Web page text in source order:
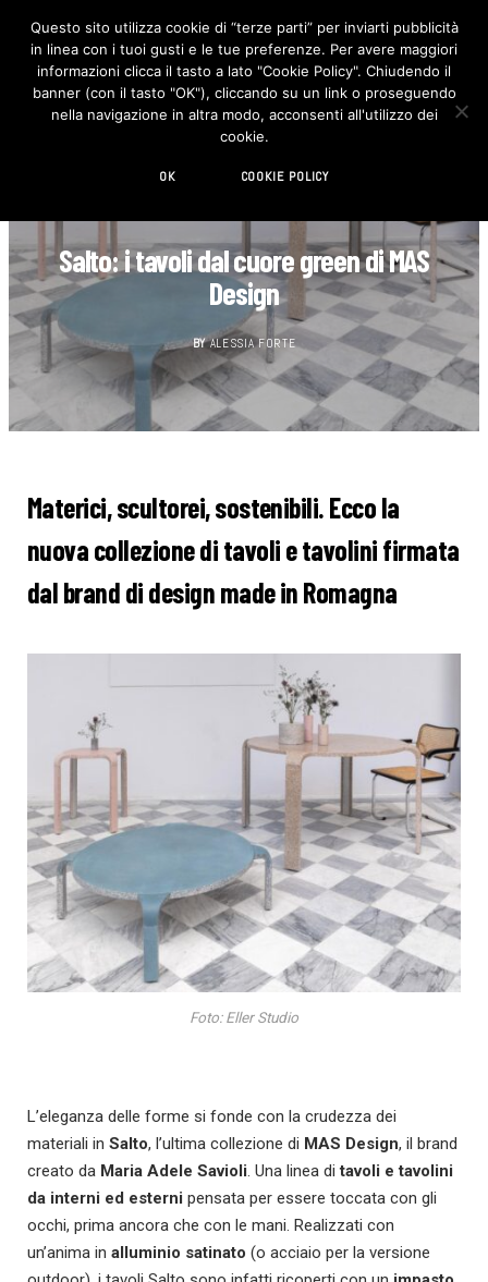
F
c
e
b
o
I
n
s
t
Salto: i tavoli dal cuore green di MAS
Design
BY ALESSIA FORTE
Materici, scultorei, sostenibili. Ecco la
nuova collezione di tavoli e tavolini firmata
dal brand di design made in Romagna
Foto: Eller Studio
L’eleganza delle forme si fonde con la crudezza dei
materiali in Salto, l’ultima collezione di MAS Design, il brand
creato da Maria Adele Savioli. Una linea ditavoli e tavolini
da interni ed esterni pensata per essere toccata con gli
occhi, prima ancora che con le mani. Realizzati con
un’anima in alluminio satinato (o acciaio per la versione
Questo sito utilizza cookie di “terze parti” per inviarti pubblicità
in linea con i tuoi gusti e le tue preferenze. Per avere maggiori
informazioni clicca il tasto a lato "Cookie Policy". Chiudendo il
banner (con il tasto "OK"), cliccando su un link o proseguendo
nella navigazione in altra modo, acconsenti all'utilizzo dei
cookie.
OK COOKIE POLICY